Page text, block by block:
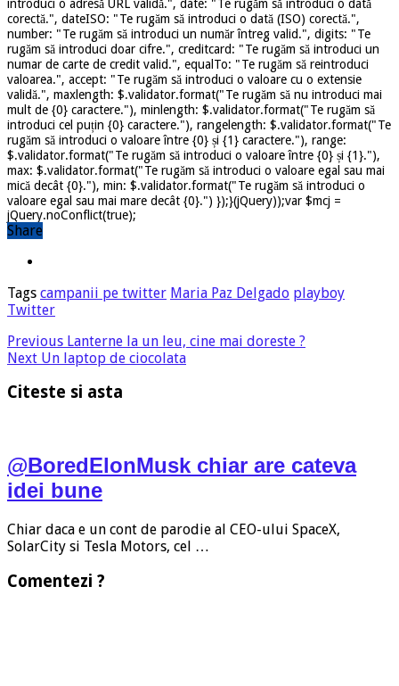
introduci o adresă URL validă.", date: "Te rugăm să introduci o dată
corectă.", dateISO: "Te rugăm să introduci o dată (ISO) corectă.",
number: "Te rugăm să introduci un număr întreg valid.", digits: "Te
rugăm să introduci doar cifre.", creditcard: "Te rugăm să introduci un
numar de carte de credit valid.", equalTo: "Te rugăm să reintroduci
valoarea.", accept: "Te rugăm să introduci o valoare cu o extensie
validă.", maxlength: $.validator.format("Te rugăm să nu introduci mai
mult de {0} caractere."), minlength: $.validator.format("Te rugăm să
introduci cel puțin {0} caractere."), rangelength: $.validator.format("Te
rugăm să introduci o valoare între {0} și {1} caractere."), range:
$.validator.format("Te rugăm să introduci o valoare între {0} și {1}."),
max: $.validator.format("Te rugăm să introduci o valoare egal sau mai
mică decât {0}."), min: $.validator.format("Te rugăm să introduci o
valoare egal sau mai mare decât {0}.") });}(jQuery));var $mcj =
jQuery.noConflict(true);
Share
Tags campanii pe twitter Maria Paz Delgado playboy
Twitter
Previous Lanterne la un leu, cine mai doreste ?
Next Un laptop de ciocolata
Citeste si asta
@BoredElonMusk chiar are cateva
idei bune
Chiar daca e un cont de parodie al CEO-ului SpaceX,
SolarCity si Tesla Motors, cel …
Comentezi ?